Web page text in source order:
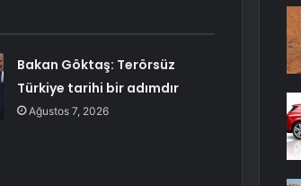
Bakan Göktaş: Terörsüz
Türkiye tarihi bir adımdır
Ağustos 7, 2026